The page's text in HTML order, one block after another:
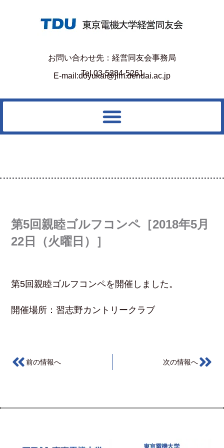
お問い合わせ先：経営同友会事務局
Tel.03-5284-5261
E-mail:doyukai@jim.dendai.ac.jp
第5回親睦ゴルフコンペ［2018年5月
22日（火曜日）］
第5回親睦ゴルフコンペを開催しました。
開催場所：習志野カントリークラブ
前の情報へ 次の情報へ